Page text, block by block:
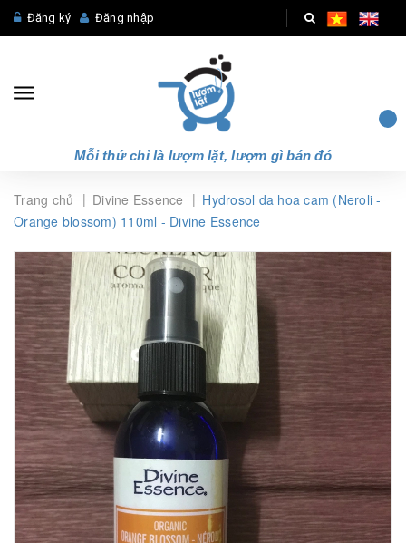
Đăng ký Đăng nhập
Mỗi thứ chỉ là lượm lặt, lượm gì bán đó
Trang chủ | Divine Essence | Hydrosol da hoa cam (Neroli -
Orange blossom) 110ml - Divine Essence